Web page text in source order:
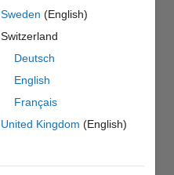
Sweden (English)
Switzerland
Deutsch
English
Français
United Kingdom (English)